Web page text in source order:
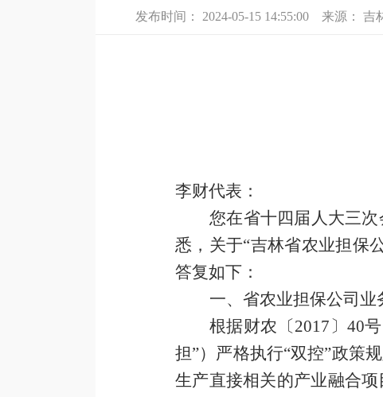
发布时间： 2024-05-15 14:55:00 来源： 吉
李财代表 ：
您在省十四届人大三
悉，关于“吉林省农业担保
答复如下：
一、 省农业担保公司业
根据财农〔2017 〕40
担”）严格执行“双控”政策规
生产直接相关的产业融合